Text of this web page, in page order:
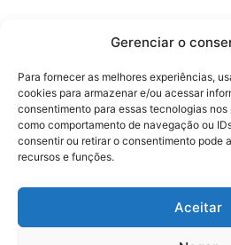
Gerenciar o
Para fornecer as melhores experiências,
cookies para armazenar e/ou acessar
consentimento para essas tecnologias
como comportamento de navegação ou
consentir ou retirar o consentimento pode
recursos e funções.
Aceitar
No posts to display